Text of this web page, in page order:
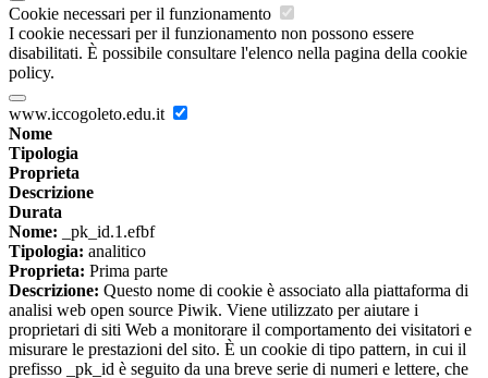
Cookie necessari per il funzionamento
I cookie necessari per il funzionamento non possono essere
disabilitati. È possibile consultare l'elenco nella pagina della cookie
policy.
www.iccogoleto.edu.it
Nome
Tipologia
Proprieta
Descrizione
Durata
Nome: _pk_id.1.efbf
Tipologia: analitico
Proprieta: Prima parte
Descrizione: Questo nome di cookie è associato alla piattaforma di
analisi web open source Piwik. Viene utilizzato per aiutare i
proprietari di siti Web a monitorare il comportamento dei visitatori e
misurare le prestazioni del sito. È un cookie di tipo pattern, in cui il
prefisso _pk_id è seguito da una breve serie di numeri e lettere, che